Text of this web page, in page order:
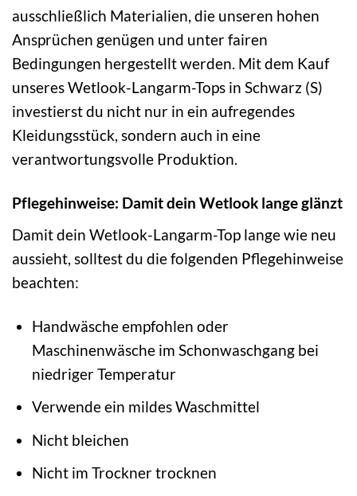
ausschließlich Materialien, die unseren hohen
Ansprüchen genügen und unter fairen
Bedingungen hergestellt werden. Mit dem Kauf
unseres Wetlook-Langarm-Tops in Schwarz (S)
investierst du nicht nur in ein aufregendes
Kleidungsstück, sondern auch in eine
verantwortungsvolle Produktion.
Pflegehinweise: Damit dein Wetlook lange glänzt
Damit dein Wetlook-Langarm-Top lange wie neu
aussieht, solltest du die folgenden Pflegehinweise
beachten:
Handwäsche empfohlen oder
Maschinenwäsche im Schonwaschgang bei
niedriger Temperatur
Verwende ein mildes Waschmittel
Nicht bleichen
Nicht im Trockner trocknen